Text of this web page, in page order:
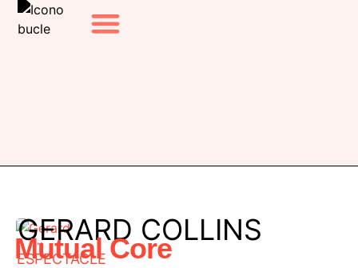
GERARD COLLINS
Mutual Core
ESPECTACLE